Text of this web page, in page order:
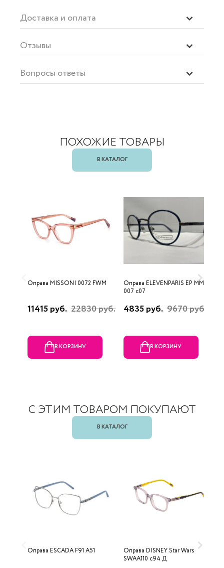
Доставка и оплата
Отзывы
Вопросы ответы
ПОХОЖИЕ ТОВАРЫ
В КАТАЛОГ
Оправа MISSONI 0072 FWM
11415 руб. 22830 руб.
В КОРЗИНУ
Оправа ELEVENPARIS EP MM
007 c07
4835 руб. 9670 руб.
В КОРЗИНУ
С ЭТИМ ТОВАРОМ ПОКУПАЮТ
В КАТАЛОГ
Оправа ESCADA F91 A51
Оправа DISNEY Star Wars
SWAA110 c94 Д